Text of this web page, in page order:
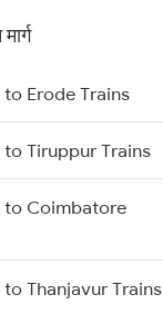
Trains
Trains
Trains
Erode Trains
Tiruppur Trains
to Coimbatore
Thanjavur Trains